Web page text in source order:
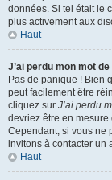
données. Si tel était le
plus activement aux
Haut
J’ai perdu mon mot
Pas de panique ! Bien
peut facilement être
cliquez sur J’ai perdu
devriez être en
Cependant, si vous ne
invitons à contacter un
Haut